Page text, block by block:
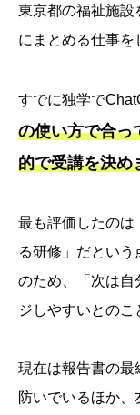
東京都の福祉施設
にまとめる仕事を
すでに独学で
の使い方で合っ
的で受講を決め
最も評価したのは
る研修」だとい
のため、「次は自
ジしやすいとのこ
現在は報告書の最
防いでいるほか